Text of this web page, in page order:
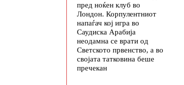
пред ноќен клуб во
Лондон. Корпулентниот
напаѓач кој игра во
Саудиска Арабија
неодамна се врати од
Светското првенство, а во
својата татковина беше
пречекан